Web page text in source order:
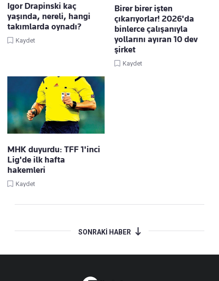
Igor Drapinski kaç
yaşında, nereli, hangi
takımlarda oynadı?
Kaydet
Birer birer işten
çıkarıyorlar! 2026'da
binlerce çalışanıyla
yollarını ayıran 10 dev
şirket
Kaydet
MHK duyurdu: TFF 1'inci
Lig'de ilk hafta
hakemleri
Kaydet
SONRAKİ HABER